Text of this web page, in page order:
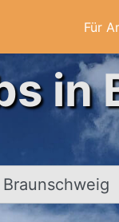
Für
in
Stadt